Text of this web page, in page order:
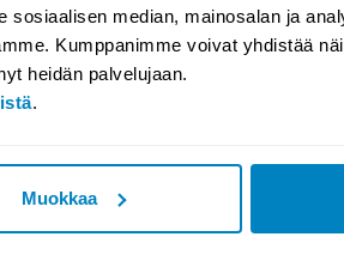
median, mainosalan ja
Kumppanimme voivat yhdistää
heidän palvelujaan.
.
Muokkaa
/